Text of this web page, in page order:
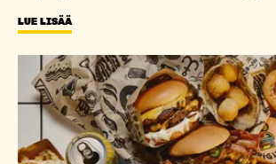
LUE LISÄÄ